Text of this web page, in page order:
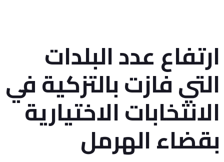
ارتفاع عدد البلدات
التي فازت بالتزكية في
الانتخابات الاختيارية
بقضاء الهرمل